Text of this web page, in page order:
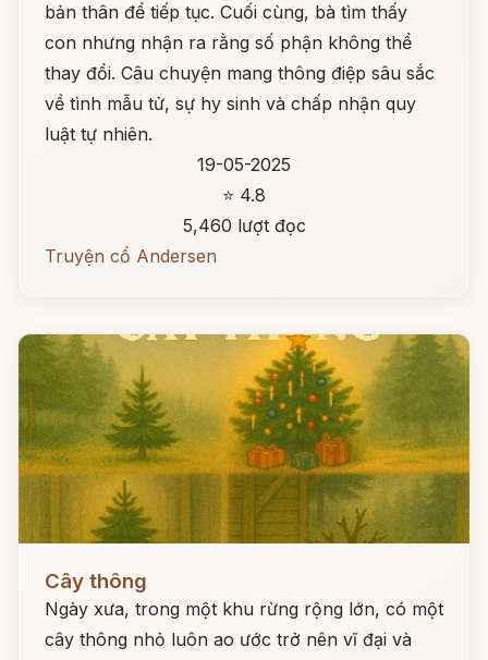
bản thân để tiếp tục. Cuối cùng, bà tìm thấy
con nhưng nhận ra rằng số phận không thể
thay đổi. Câu chuyện mang thông điệp sâu sắc
về tình mẫu tử, sự hy sinh và chấp nhận quy
luật tự nhiên.
19-05-2025
⭐ 4.8
5,460 lượt đọc
Truyện cổ Andersen
Cây thông
Ngày xưa, trong một khu rừng rộng lớn, có một
cây thông nhỏ luôn ao ước trở nên vĩ đại và